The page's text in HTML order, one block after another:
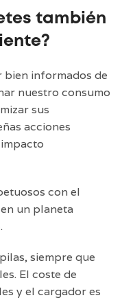
también
bien informados de
nuestro consumo
sus
acciones
con el
un planeta
siempre que
El coste de
y el cargador es